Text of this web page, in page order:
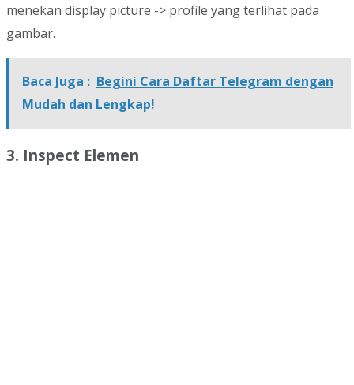
menekan display picture -> profile yang terlihat pada
gambar.
Baca Juga : Begini Cara Daftar Telegram dengan
Mudah dan Lengkap!
3. Inspect Elemen